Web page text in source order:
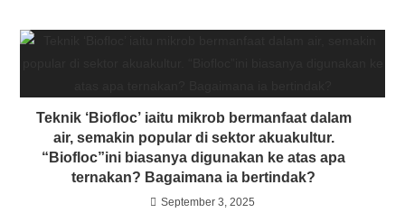
Teknik ‘Biofloc’ iaitu mikrob bermanfaat dalam
air, semakin popular di sektor akuakultur.
“Biofloc”ini biasanya digunakan ke atas apa
ternakan? Bagaimana ia bertindak?
September 3, 2025